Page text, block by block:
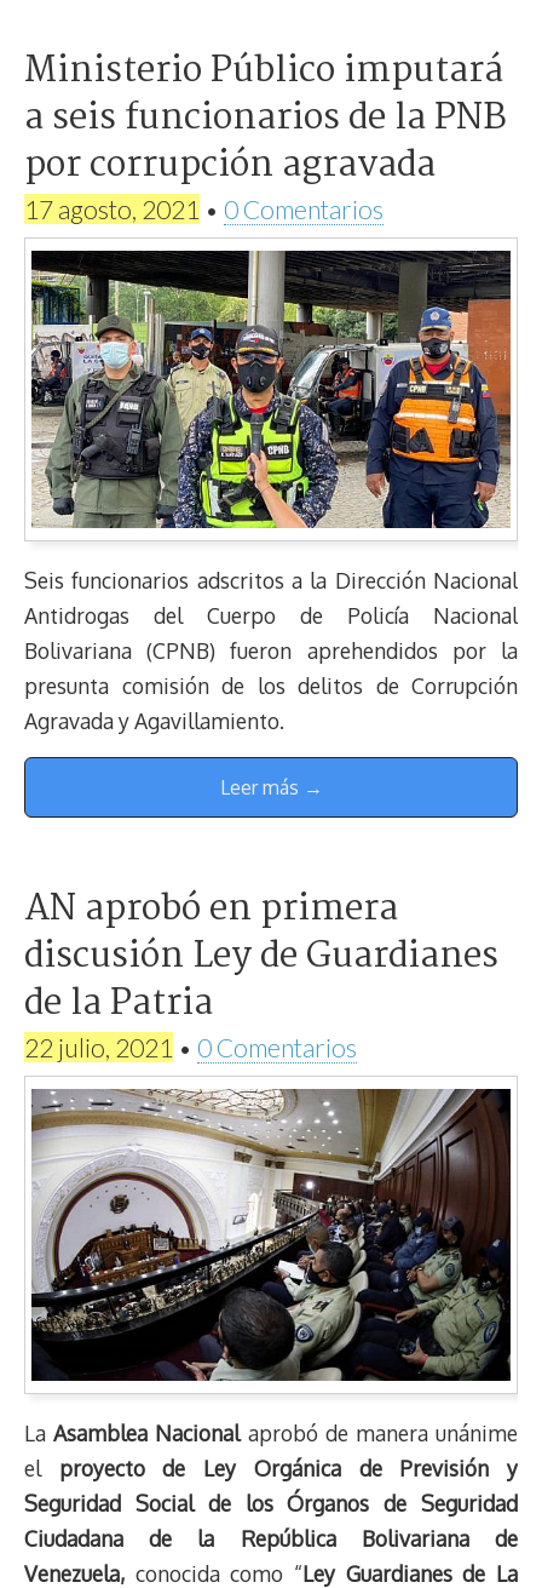
Ministerio Público imputará
a seis funcionarios de la PNB
por corrupción agravada
17 agosto, 2021 • 0 Comentarios
Seis funcionarios adscritos a la Dirección Nacional
Antidrogas del Cuerpo de Policía Nacional
Bolivariana (CPNB) fueron aprehendidos por la
presunta comisión de los delitos de Corrupción
Agravada y Agavillamiento.
Leer más →
AN aprobó en primera
discusión Ley de Guardianes
de la Patria
22 julio, 2021 • 0 Comentarios
LaAsamblea Nacionalaprobó de manera unánime
el proyecto de Ley Orgánica de Previsión y
Seguridad Social de los Órganos de Seguridad
Ciudadana de la República Bolivariana de
Venezuela, conocida como “Ley Guardianes de La